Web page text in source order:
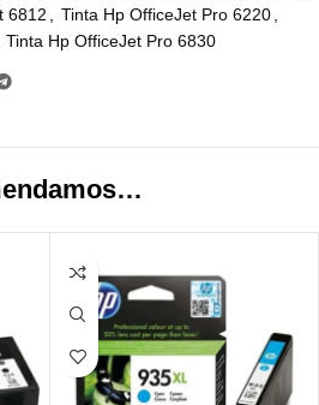
6812 , Tinta Hp OfficeJet Pro 6220,
Tinta Hp OfficeJet Pro 6830